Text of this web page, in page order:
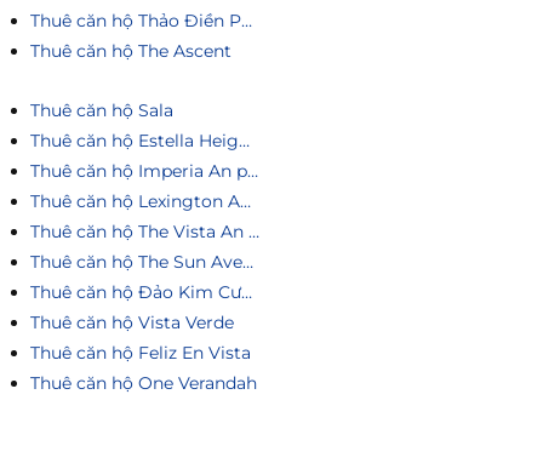
Thuê căn hộ Thảo Điền Pearl
Thuê căn hộ The Ascent
Thuê căn hộ Sala
Thuê căn hộ Estella Heights
Thuê căn hộ Imperia An phú
Thuê căn hộ Lexington An Phú
Thuê căn hộ The Vista An Phú
Thuê căn hộ The Sun Avenue
Thuê căn hộ Đảo Kim Cương
Thuê căn hộ Vista Verde
Thuê căn hộ Feliz En Vista
Thuê căn hộ One Verandah